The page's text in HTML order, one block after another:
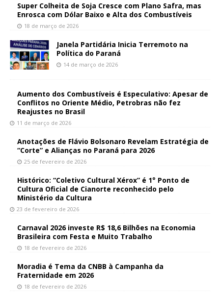
Super Colheita de Soja Cresce com Plano Safra, mas
Enrosca com Dólar Baixo e Alta dos Combustíveis
18 de março de 2026
Janela Partidária Inicia Terremoto na
Política do Paraná
14 de março de 2026
Aumento dos Combustíveis é Especulativo: Apesar de
Conflitos no Oriente Médio, Petrobras não fez
Reajustes no Brasil
11 de março de 2026
Anotações de Flávio Bolsonaro Revelam Estratégia de
“Corte” e Alianças no Paraná para 2026
25 de fevereiro de 2026
Histórico: “Coletivo Cultural Xérox” é 1° Ponto de
Cultura Oficial de Cianorte reconhecido pelo
Ministério da Cultura
23 de fevereiro de 2026
Carnaval 2026 investe R$ 18,6 Bilhões na Economia
Brasileira com Festa e Muito Trabalho
18 de fevereiro de 2026
Moradia é Tema da CNBB à Campanha da
Fraternidade em 2026
18 de fevereiro de 2026